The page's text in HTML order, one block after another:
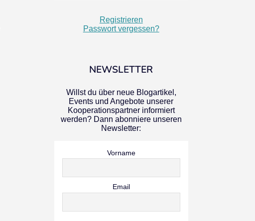
Registrieren
Passwort vergessen?
NEWSLETTER
Willst du über neue Blogartikel,
Events und Angebote unserer
Kooperationspartner informiert
werden? Dann abonniere unseren
Newsletter:
Vorname
Email